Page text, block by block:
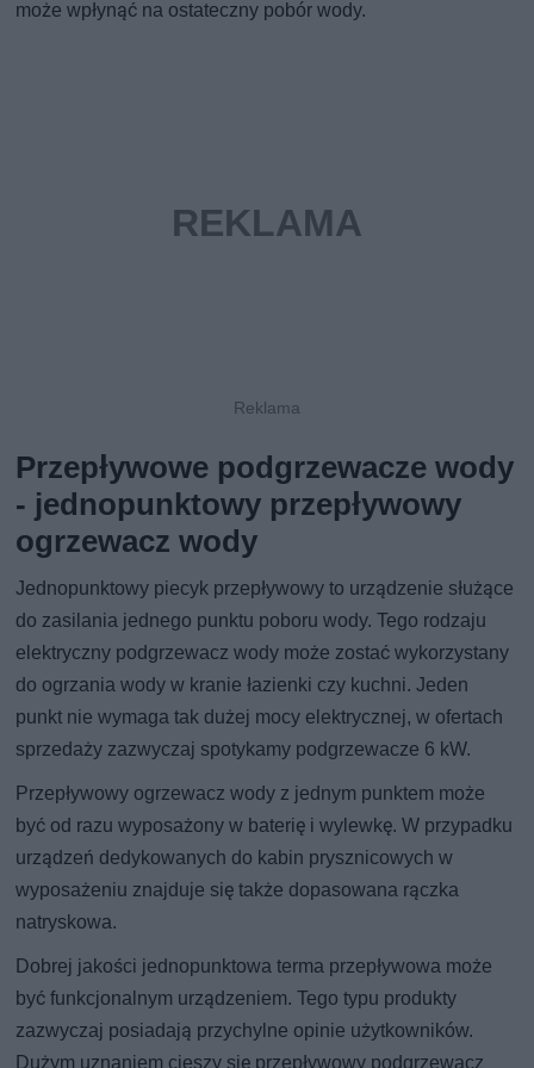
może wpłynąć na ostateczny pobór wody.
Przepływowe podgrzewacze wody
- jednopunktowy przepływowy
ogrzewacz wody
Jednopunktowy piecyk przepływowy to urządzenie służące
do zasilania jednego punktu poboru wody. Tego rodzaju
elektryczny podgrzewacz wody może zostać wykorzystany
do ogrzania wody w kranie łazienki czy kuchni. Jeden
punkt nie wymaga tak dużej mocy elektrycznej, w ofertach
sprzedaży zazwyczaj spotykamy podgrzewacze 6 kW.
Przepływowy ogrzewacz wody z jednym punktem może
być od razu wyposażony w baterię i wylewkę. W przypadku
urządzeń dedykowanych do kabin prysznicowych w
wyposażeniu znajduje się także dopasowana rączka
natryskowa.
Dobrej jakości jednopunktowa terma przepływowa może
być funkcjonalnym urządzeniem. Tego typu produkty
zazwyczaj posiadają przychylne opinie użytkowników.
Dużym uznaniem cieszy się przepływowy podgrzewacz